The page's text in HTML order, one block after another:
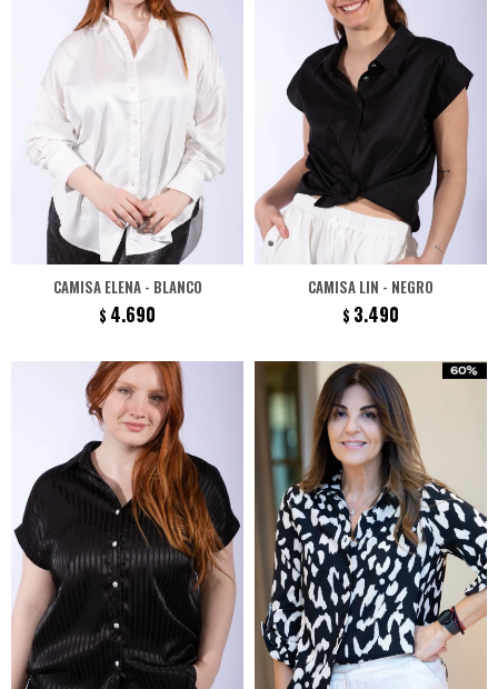
CAMISA ELENA - BLANCO
$ 4.690
CAMISA LIN - NEGRO
$ 3.490